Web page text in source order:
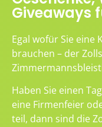
Giveaways
Egal wofür Sie eine
brauchen – der
Haben Sie einen
eine Firmenfeier
teil, dann sind die